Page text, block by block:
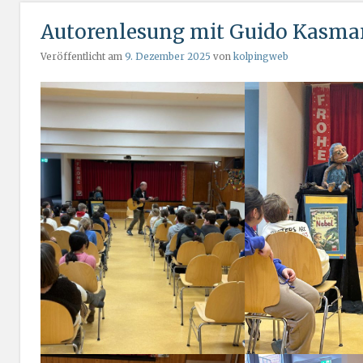
Autorenlesung mit Guido
Veröffentlicht am 9. Dezember 2025 von kolpingweb